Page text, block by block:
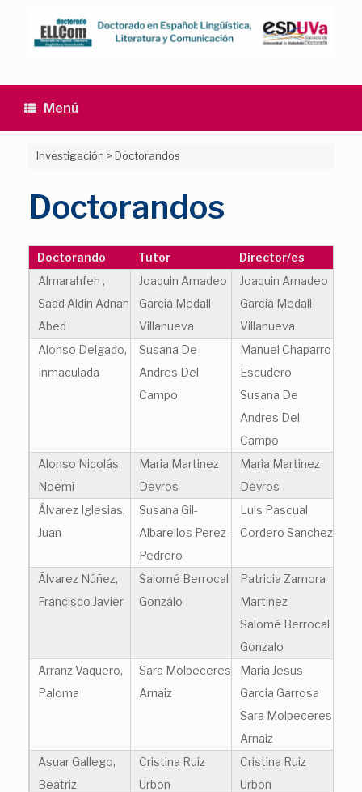
contenido
Menú
Investigación >Doctorandos
Doctorandos
Doctorando Tutor
Director/es
Almarahfeh ,
Saad Aldin Adnan
Abed
Joaquin Amadeo
Garcia Medall
Villanueva
Joaquin Amadeo
Garcia Medall
Villanueva
Alonso Delgado,
Inmaculada
Susana De
Andres Del
Campo
Manuel Chaparro
Escudero
Susana De
Andres Del
Campo
Alonso Nicolás,
Noemí
Maria Martinez
Deyros
Maria Martinez
Deyros
Álvarez Iglesias,
Juan
Susana Gil-
Albarellos Perez-
Pedrero
Luis Pascual
Cordero Sanchez
Álvarez Núñez,
Francisco Javier
Salomé Berrocal
Gonzalo
Patricia Zamora
Martinez
Salomé Berrocal
Gonzalo
Arranz Vaquero,
Paloma
Sara Molpeceres
Arnaiz
Maria Jesus
Garcia Garrosa
Sara Molpeceres
Arnaiz
Asuar Gallego,
Beatriz
Cristina Ruiz
Urbon
Cristina Ruiz
Urbon